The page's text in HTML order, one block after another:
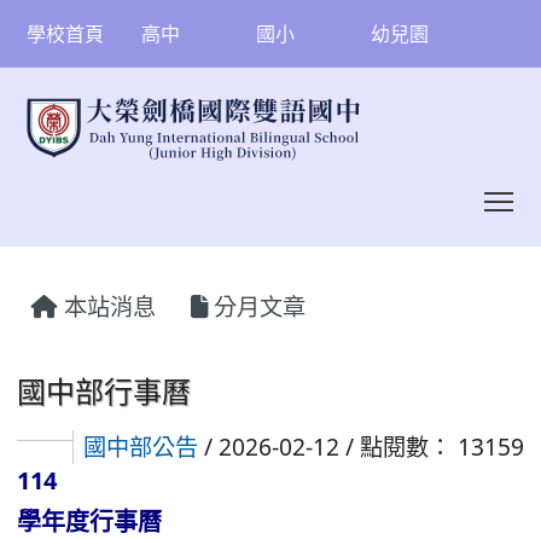
學校首頁 高中 國小 幼兒園
本站消息 分月文章
國中部行事曆
國中部公告 / 2026-02-12 / 點閱數： 13159
114
學年度行事曆